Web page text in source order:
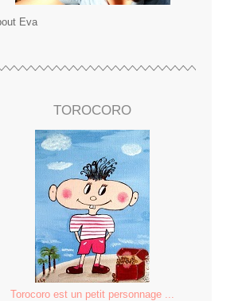
Eva
TOROCORO
Torocoro est un petit personnage ...